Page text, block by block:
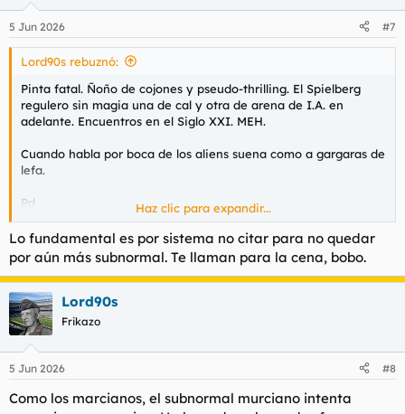
algo de su mejor cine. Porque el cine es algo más que mover la
cámara y hacer metáforas visuales, señor Spielberg. Que no
haces una buena película desde hace décadas, si quitamos la
de Tintín. Te has convertido en otro Ridley Scott.
5 Jun 2026 #7
Lord90s rebuznó:
Pinta fatal. Ñoño de cojones y pseudo-thrilling. El Spielberg
regulero sin magia una de cal y otra de arena de I.A. en
adelante. Encuentros en el Siglo XXI. MEH.
Cuando habla por boca de los aliens suena como a gargaras de
lefa.
Pd
Que Tintín le gustó, leo. LOL
Haz clic para expandir...
Lo fundamental es por sistema no citar para no quedar
por aún más subnormal. Te llaman para la cena, bobo.
Lord90s
Frikazo
5 Jun 2026 #8
Como los marcianos, el subnormal murciano intenta